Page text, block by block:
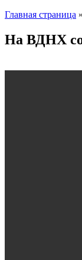
Главная страница »
На ВДНХ